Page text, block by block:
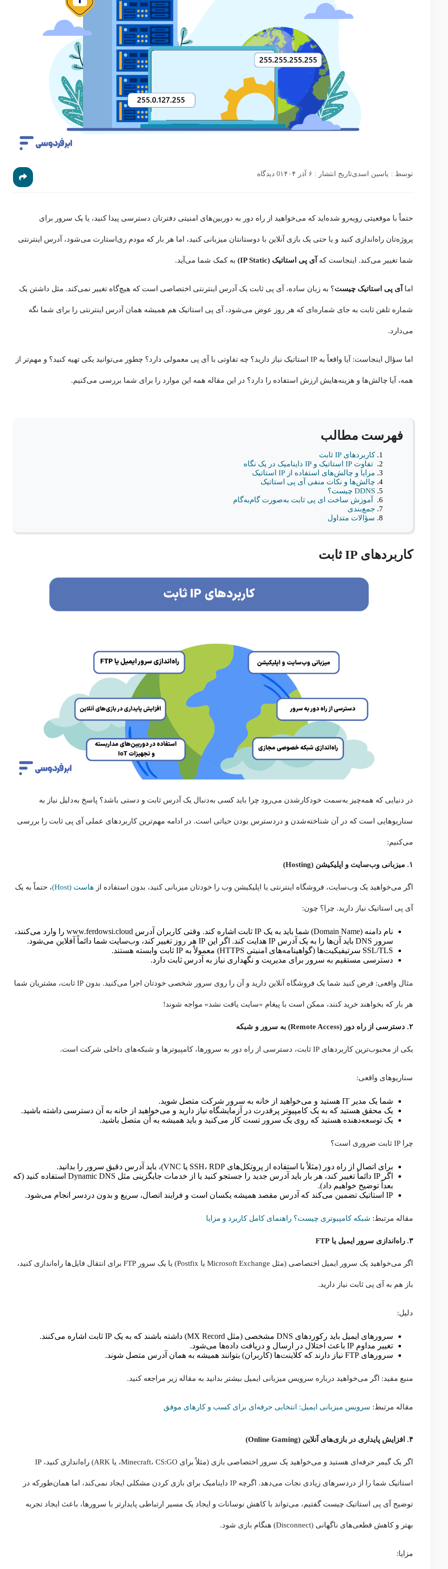
توسط : یاسین اسدیتاریخ انتشار : ۶ آذر ۱۴۰۴ 0 دیدگاه
حتماً با موقعیتی روبه‌رو شده‌اید که می‌خواهید از راه دور به دوربین‌های امنیتی دفترتان دسترسی پیدا کنید، یا یک سرور برای
پروژه‌تان راه‌اندازی کنید و یا حتی یک بازی آنلاین با دوستانتان میزبانی کنید، اما هر بار که مودم ری‌استارت می‌شود، آدرس اینترنتی
شما تغییر می‌کند. اینجاست که آی پی استاتیک (IP Static) به کمک شما می‌آید.
اما آی پی استاتیک چیست؟ به زبان ساده، آی پی ثابت یک آدرس اینترنتی اختصاصی است که هیچ‌گاه تغییر نمی‌کند. مثل داشتن یک
شماره تلفن ثابت به جای شماره‌ای که هر روز عوض می‌شود، آی پی استاتیک هم همیشه همان آدرس اینترنتی را برای شما نگه
می‌دارد.
اما سؤال اینجاست: آیا واقعاً به IP استاتیک نیاز دارید؟ چه تفاوتی با آی پی معمولی دارد؟ چطور می‌توانید یکی تهیه کنید؟ و مهم‌تر از
همه، آیا چالش‌ها و هزینه‌هایش ارزش استفاده را دارد؟ در این مقاله همه این موارد را برای شما بررسی می‌کنیم.
فهرست مطالب
کاربردهای IP ثابت
تفاوت IP استاتیک و IP داینامیک در یک نگاه
مزایا و چالش‌های استفاده از IP استاتیک
چالش‌ها و نکات منفی آی پی استاتیک
DDNS چیست؟
آموزش ساخت ای پی ثابت به‌صورت گام‌به‌گام
جمع‌بندی
سؤالات متداول
کاربردهای IP ثابت
در دنیایی که همه‌چیز به‌سمت خودکارشدن می‌رود چرا باید کسی به‌دنبال یک آدرس ثابت و دستی باشد؟ پاسخ به‌دلیل نیاز به
سناریوهایی است که در آن شناخته‌شدن و دردسترس بودن حیاتی است. در ادامه مهم‌ترین کاربردهای عملی آی پی ثابت را بررسی
می‌کنیم:
۱. میزبانی وب‌سایت و اپلیکیشن (Hosting)
اگر می‌خواهید یک وب‌سایت، فروشگاه اینترنتی یا اپلیکیشن وب را خودتان میزبانی کنید، بدون استفاده از هاست (Host) ، حتماً به یک
آی پی استاتیک نیاز دارید. چرا؟ چون:
نام دامنه (Domain Name) شما باید به یک IP ثابت اشاره کند. وقتی کاربران آدرس www.ferdowsi.cloud را وارد می‌کنند،
سرور DNS باید آن‌ها را به یک آدرس IP هدایت کند. اگر این IP هر روز تغییر کند، وب‌سایت شما دائماً آفلاین می‌شود.
SSL/TLS سرتیفیکیت‌ها (گواهینامه‌های امنیتی HTTPS) معمولاً به IP ثابت وابسته هستند.
دسترسی مستقیم به سرور برای مدیریت و نگهداری نیاز به آدرس ثابت دارد.
مثال واقعی: فرض کنید شما یک فروشگاه آنلاین دارید و آن را روی سرور شخصی خودتان اجرا می‌کنید. بدون IP ثابت، مشتریان شما
هر بار که بخواهند خرید کنند، ممکن است با پیغام «سایت یافت نشد» مواجه شوند!
۲. دسترسی از راه دور (Remote Access) به سرور و شبکه
یکی از محبوب‌ترین کاربردهای IP ثابت، دسترسی از راه دور به سرورها، کامپیوترها و شبکه‌های داخلی شرکت است.
سناریوهای واقعی:
شما یک مدیر IT هستید و می‌خواهید از خانه به سرور شرکت متصل شوید.
یک محقق هستید که به یک کامپیوتر پرقدرت در آزمایشگاه نیاز دارید و می‌خواهید از خانه به آن دسترسی داشته باشید.
یک توسعه‌دهنده هستید که روی یک سرور تست کار می‌کنید و باید همیشه به آن متصل باشید.
چرا IP ثابت ضروری است؟
برای اتصال از راه دور (مثلاً با استفاده از پروتکل‌های SSH، RDP یا VNC)، باید آدرس دقیق سرور را بدانید.
اگر IP دائماً تغییر کند، هر بار باید آدرس جدید را جستجو کنید یا از خدمات جایگزینی مثل Dynamic DNS استفاده کنید (که
بعداً توضیح خواهیم داد).
IP استاتیک تضمین می‌کند که آدرس مقصد همیشه یکسان است و فرایند اتصال، سریع و بدون دردسر انجام می‌شود.
مقاله مرتبط: شبکه کامپیوتری چیست؟ راهنمای کامل کاربرد و مزایا
۳. راه‌اندازی سرور ایمیل یا FTP
اگر می‌خواهید یک سرور ایمیل اختصاصی (مثل Microsoft Exchange یا Postfix) یا یک سرور FTP برای انتقال فایل‌ها راه‌اندازی کنید،
باز هم به آی پی ثابت نیاز دارید.
دلیل:
سرورهای ایمیل باید رکوردهای DNS مشخصی (مثل MX Record) داشته باشند که به یک IP ثابت اشاره می‌کنند.
تغییر مداوم IP باعث اختلال در ارسال و دریافت داده‌ها می‌شود.
سرورهای FTP نیاز دارند که کلاینت‌ها (کاربران) بتوانند همیشه به همان آدرس متصل شوند.
منبع مفید: اگر می‌خواهید درباره سرویس میزبانی ایمیل بیشتر بدانید به مقاله زیر مراجعه کنید.
مقاله مرتبط: سرویس میزبانی ایمیل: انتخابی حرفه‌ای برای کسب‌ و کارهای موفق
۴. افزایش پایداری در بازی‌های آنلاین (Online Gaming)
اگر یک گیمر حرفه‌ای هستید و می‌خواهید یک سرور اختصاصی بازی (مثلاً برای Minecraft، CS:GO، یا ARK) راه‌اندازی کنید، IP
استاتیک شما را از دردسرهای زیادی نجات می‌دهد. اگرچه IP داینامیک برای بازی کردن مشکلی ایجاد نمی‌کند، اما همان‌طورکه در
توضیح آی پی استاتیک چیست گفتیم، می‌تواند با کاهش نوسانات و ایجاد یک مسیر ارتباطی پایدارتر با سرورها، باعث ایجاد تجربه
بهتر و کاهش قطعی‌های ناگهانی (Disconnect) هنگام بازی شود.
مزایا: